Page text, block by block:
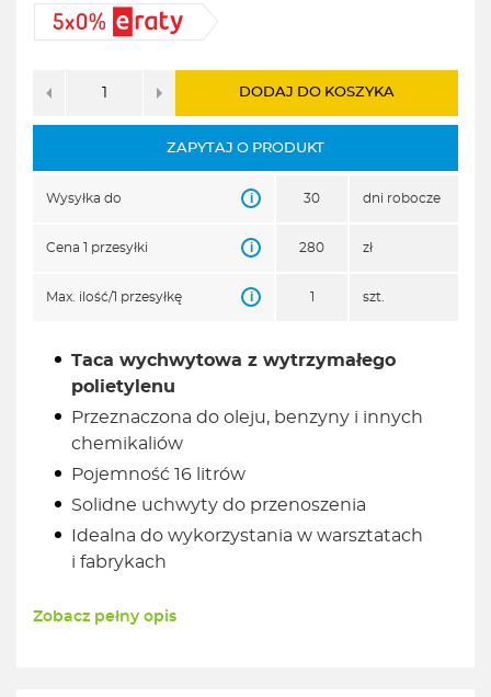
DODAJ DO KOSZYKA
ZAPYTAJ O PRODUKT
Wysyłka do i 30 dni robocze
Cena 1 przesyłki i 280 zł
Max. ilość/1 przesyłkę i szt.
Taca wychwytowa z wytrzymałego
polietylenu
Przeznaczona do oleju, benzyny i innych
chemikaliów
Pojemność 16 litrów
Solidne uchwyty do przenoszenia
Idealna do wykorzystania w warsztatach
i fabrykach
Zobacz pełny opis